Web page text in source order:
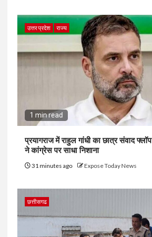
उत्तर प्रदेश राज्य
1 min read
प्रयागराज में राहुल गांधी का छात्र संवाद
ने कांग्रेस पर साधा निशाना
31 minutes ago Expose Today News
छत्तीसगढ